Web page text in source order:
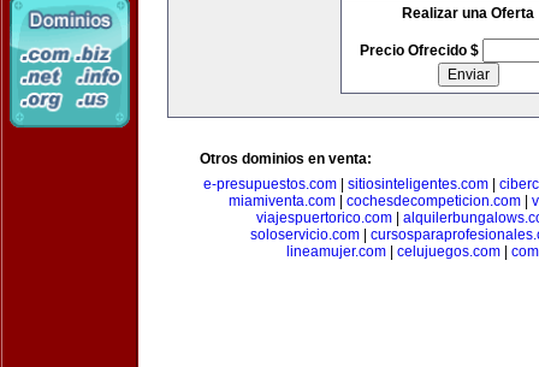
Realizar una Oferta
Precio Ofrecido $
Otros dominios en venta:
e-presupuestos.com
sitiosinteligentes.com
miamiventa.com
cochesdecompeticion.com
viajespuertorico.com|
soloservicio.com|
lineamujer.com| celujuegos.com|